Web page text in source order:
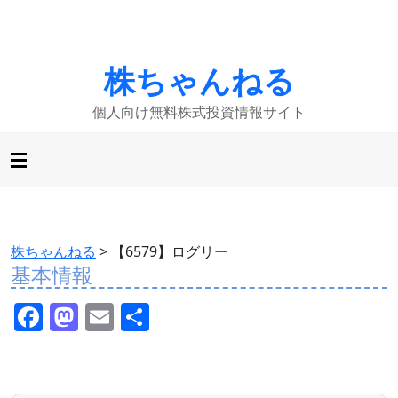
株ちゃんねる
個人向け無料株式投資情報サイト
株ちゃんねる > 【6579】ログリー
基本情報
F M E